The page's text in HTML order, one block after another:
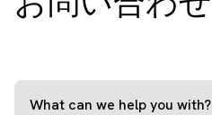
What can we help you with?